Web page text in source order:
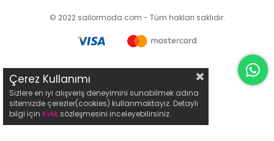
© 2022 sailormoda.com - Tüm hakları saklıdır.
Çerez Kullanımı
Sizlere en iyi alışveriş deneyimini sunabilmek adına
sitemizde çerezler(cookies) kullanmaktayız. Detaylı
bilgi için Kvkk sözleşmesini inceleyebilirsiniz.